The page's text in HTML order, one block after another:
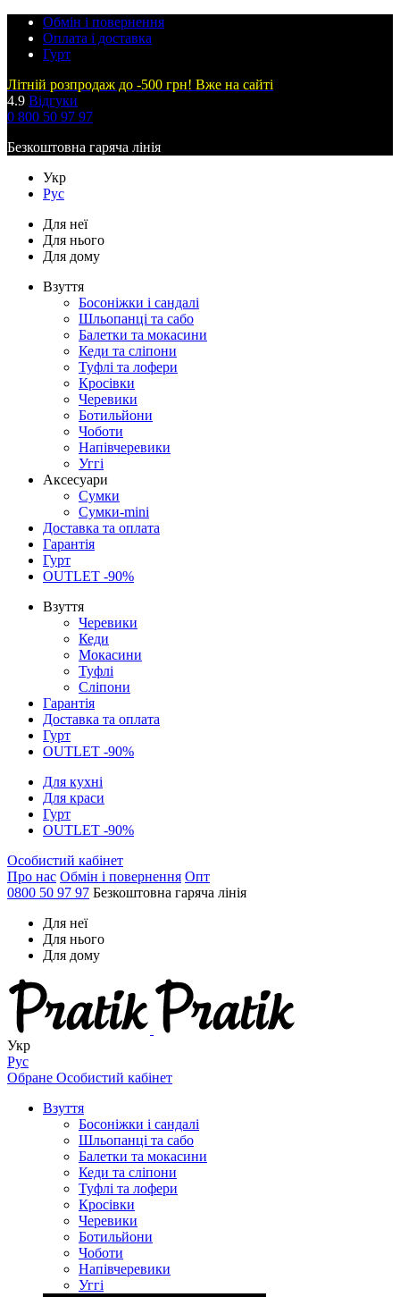
Обмін і повернення
Оплата і доставка
Гурт
Літній розпродаж до -500 грн! Вже на сайті
4.9 Відгуки
0 800 50 97 97
Безкоштовна гаряча лінія
Укр
Рус
Для неї
Для нього
Для дому
Взуття
Босоніжки і сандалі
Шльопанці та сабо
Балетки та мокасини
Кеди та сліпони
Туфлі та лофери
Кросівки
Черевики
Ботильйони
Чоботи
Напівчеревики
Уггі
Аксесуари
Сумки
Сумки-mini
Доставка та оплата
Гарантія
Гурт
OUTLET -90%
Взуття
Черевики
Кеди
Мокасини
Туфлі
Сліпони
Гарантія
Доставка та оплата
Гурт
OUTLET -90%
Для кухні
Для краси
Гурт
OUTLET -90%
Особистий кабінет
Про нас Обмін і повернення Опт
0800 50 97 97 Безкоштовна гаряча лінія
Для неї
Для нього
Для дому
Укр
Рус
Обране Особистий кабінет
Взуття
Босоніжки і сандалі
Шльопанці та сабо
Балетки та мокасини
Кеди та сліпони
Туфлі та лофери
Кросівки
Черевики
Ботильйони
Чоботи
Напівчеревики
Уггі